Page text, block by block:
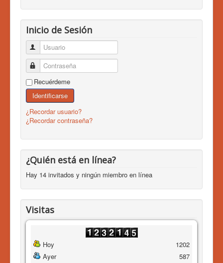
Inicio de Sesión
Usuario
Contraseña
Recuérdeme
Identificarse
¿Recordar usuario?
¿Recordar contraseña?
¿Quién está en línea?
Hay 14 invitados y ningún miembro en línea
Visitas
Hoy
Ayer
1202
587